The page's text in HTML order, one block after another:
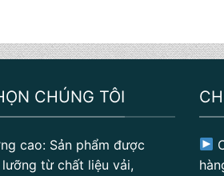
CHÚNG TÔI
cao: Sản phẩm được
từ chất liệu vải,